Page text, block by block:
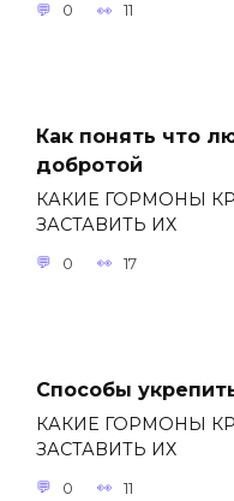
0 11
Как понять что
добротой
КАКИЕ ГОРМОНЫ
ЗАСТАВИТЬ ИХ
0 17
Способы
КАКИЕ ГОРМОНЫ
ЗАСТАВИТЬ ИХ
0 11